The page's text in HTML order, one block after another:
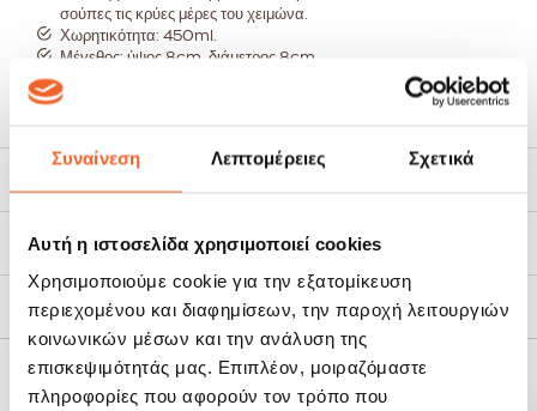
Συναίνεση Λεπτομέρειες Σχετικά
Αυτή η ιστοσελίδα χρησιμοποιεί cookies
Χρησιμοποιούμε cookie για την εξατομίκευση
περιεχομένου και διαφημίσεων, την παροχή λειτουργιών
κοινωνικών μέσων και την ανάλυση της
επισκεψιμότητάς μας. Επιπλέον, μοιραζόμαστε
πληροφορίες που αφορούν τον τρόπο που
σούπες τις κρύες μέρες του χειμώνα.
Χωρητικότητα: 450ml.
Μέγεθος: ύψος 8cm, διάμετρος 8cm.
Πλύσιμο στο πλυντήριο πιάτων.
Τρόποι Αποστολής
Πολιτική Επιστροφών
ΣΧΕΤΙΚΆ ΠΡΟΪΌΝΤΑ